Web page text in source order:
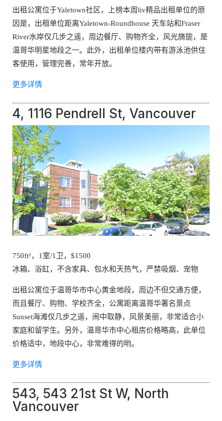
出租公寓位于Yaletown社区，上榜本周liv精品出租单位的原
因是，出租单位距离Yaletown-Roundhouse 天车站和Fraser
River水岸仅几步之遥，周边餐厅、购物齐全，风光旖旎，是
温哥华明星地段之一。此外，出租单位楼内带有游泳池供住
客使用，管理完善，常年开放。
更多详情
4, 1116 Pendrell St, Vancouver
750ft²，1室/1卫，$1500
冰箱、浴缸，不含家具、包水和天热气，严禁吸烟、宠物
出租公寓位于温哥华市中心黄金地段，周边不但交通方便，
而且餐厅、购物、学校齐全，公寓距离温哥华著名景点
Sunset海滩仅几步之遥，闹中取静，风景美丽，非常适合小
家庭和留学生。另外，温哥华市中心租房价格略高，此单位
价格适中，地段中心，非常难得的哟。
更多详情
543, 543 21st St W, North
Vancouver